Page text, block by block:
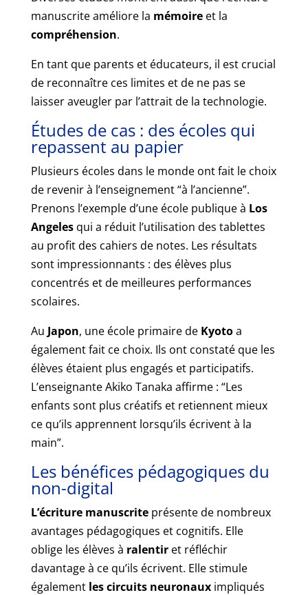
manuscrite améliore la mémoireet la
compréhension.
En tant que parents et éducateurs, il est crucial
de reconnaître ces limites et de ne pas se
laisser aveugler par l’attrait de la technologie.
Études de cas : des écoles qui
repassent au papier
Plusieurs écoles dans le monde ont fait le choix
de revenir à l’enseignement “à l’ancienne”.
Prenons l’exemple d’une école publique à Los
Angelesqui a réduit l’utilisation des tablettes
au profit des cahiers de notes. Les résultats
sont impressionnants : des élèves plus
concentrés et de meilleures performances
scolaires.
Au Japon, une école primaire de Kyotoa
également fait ce choix. Ils ont constaté que les
élèves étaient plus engagés et participatifs.
L’enseignante Akiko Tanaka affirme : “Les
enfants sont plus créatifs et retiennent mieux
ce qu’ils apprennent lorsqu’ils écrivent à la
main”.
Les bénéfices pédagogiques du
non-digital
L’écriture manuscriteprésente de nombreux
avantages pédagogiques et cognitifs. Elle
oblige les élèves à ralentiret réfléchir
davantage à ce qu’ils écrivent. Elle stimule
également les circuits neuronauximpliqués